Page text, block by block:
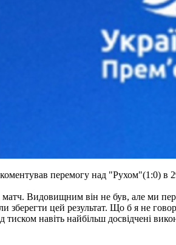
перемогу над "Рухом"(1:0) в
Видовищним він не був, але ми
зберегти цей результат. Що б я не
тиском навіть найбільш досвідчені